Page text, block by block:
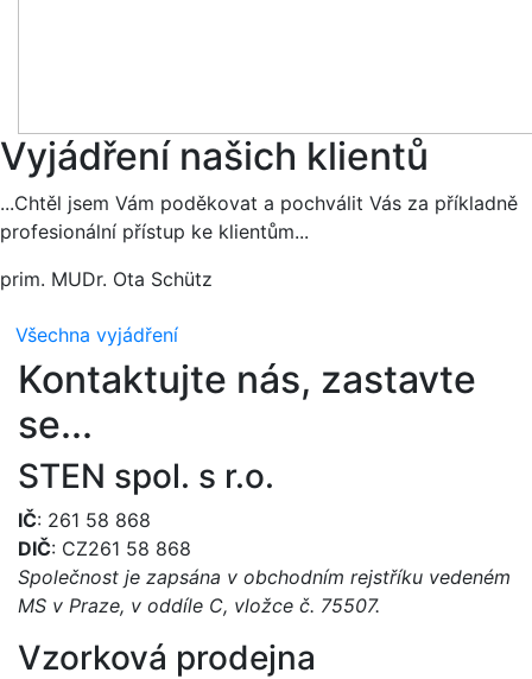
Vyjádření našich klientů
...Chtěl jsem Vám poděkovat a pochválit Vás za příkladně
profesionální přístup ke klientům...
prim. MUDr. Ota Schütz
Všechna vyjádření
Kontaktujte nás, zastavte
se...
STEN spol. s r.o.
IČ: 261 58 868
DIČ: CZ261 58 868
Společnost je zapsána v obchodním rejstříku vedeném
MS v Praze, v oddíle C, vložce č. 75507.
Vzorková prodejna